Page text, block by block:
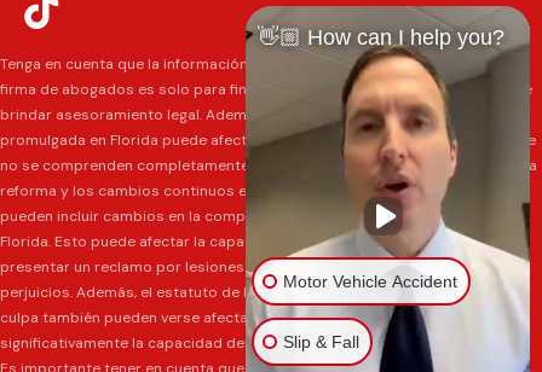
Tenga en cuenta que la información contenida en el sitio web de nuestra
firma de abogados es solo para fines informativos generales y no pretende
brindar asesoramiento legal. Además, la legislación de reforma de daños
promulgada en Florida puede afectar varios tipos de casos de maneras que
no se comprenden completamente en este momento. Los impactos de esta
reforma y los cambios continuos en la ley que ocurren de vez en cuando
pueden incluir cambios en la comprensión anterior de la ley de daños en
Florida. Esto puede afectar la capacidad de los demandantes para
presentar un reclamo por lesiones y su capacidad para recuperar daños y
perjuicios. Además, el estatuto de limitaciones y las determinaciones de
culpa también pueden verse afectados y esto puede afectar
significativamente la capacidad del demandante para recuperar los daños.
Es importante tener en cuenta que cualquier información en nuestro sitio
👋🏼 How can I help you?
Motor Vehicle Accident
Slip & Fall